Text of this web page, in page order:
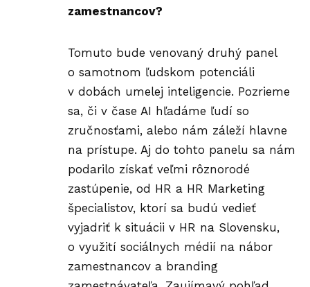
zamestnancov?
Tomuto bude venovaný druhý panel
o samotnom ľudskom potenciáli
v dobách umelej inteligencie. Pozrieme
sa, či v čase AI hľadáme ľudí so
zručnosťami, alebo nám záleží hlavne
na prístupe. Aj do tohto panelu sa nám
podarilo získať veľmi rôznorodé
zastúpenie, od HR a HR Marketing
špecialistov, ktorí sa budú vedieť
vyjadriť k situácii v HR na Slovensku,
o využití sociálnych médií na nábor
zamestnancov a branding